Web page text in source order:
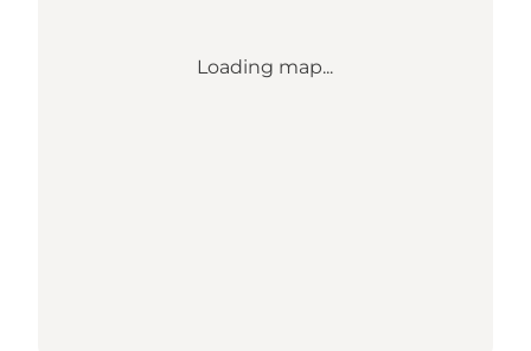
Loading map...